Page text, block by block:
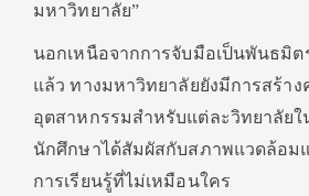
มหาวิทยาลัย”
นอกเหนือจากการจับมือเป็นพันธมิ
แล้ว ทางมหาวิทยาลัยยังมีการสร้า
อุตสาหกรรมสำหรับแต่ละวิทยาลัย
นักศึกษาได้สัมผัสกับสภาพแวดล้อม
การเรียนรู้ที่ไม่เหมือนใคร